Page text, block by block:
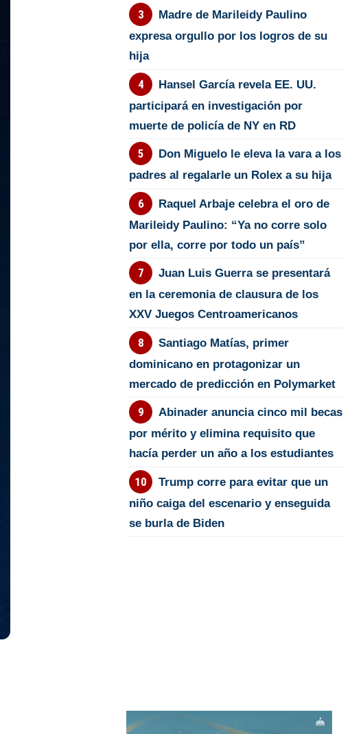
Madre de Marileidy Paulino
expresa orgullo por los logros de su
hija
Hansel García revela EE. UU.
participará en investigación por
muerte de policía de NY en RD
Don Miguelo le eleva la vara a los
padres al regalarle un Rolex a su hija
Raquel Arbaje celebra el oro de
Marileidy Paulino: “Ya no corre solo
por ella, corre por todo un país”
Juan Luis Guerra se presentará
en la ceremonia de clausura de los
XXV Juegos Centroamericanos
Santiago Matías, primer
dominicano en protagonizar un
mercado de predicción en Polymarket
Abinader anuncia cinco mil becas
por mérito y elimina requisito que
hacía perder un año a los estudiantes
Trump corre para evitar que un
niño caiga del escenario y enseguida
se burla de Biden